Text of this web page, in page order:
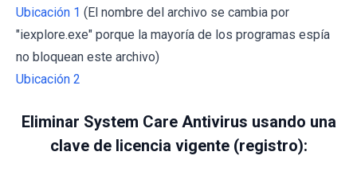
Ubicación 1 (El nombre del archivo se cambia por
"iexplore.exe" porque la mayoría de los programas espía
no bloquean este archivo)
Ubicación 2
Eliminar System Care Antivirus usando una
clave de licencia vigente (registro):